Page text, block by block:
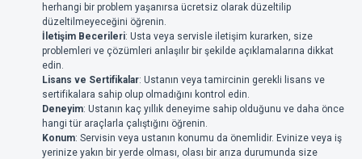
herhangi bir problem yaşanırsa ücretsiz olarak düzeltilip
düzeltilmeyeceğini öğrenin.
İletişim Becerileri: Usta veya servisle iletişim kurarken, size
problemleri ve çözümleri anlaşılır bir şekilde açıklamalarına dikkat
edin.
Lisans ve Sertifikalar: Ustanın veya tamircinin gerekli lisans ve
sertifikalara sahip olup olmadığını kontrol edin.
Deneyim: Ustanın kaç yıllık deneyime sahip olduğunu ve daha önce
hangi tür araçlarla çalıştığını öğrenin.
Konum: Servisin veya ustanın konumu da önemlidir. Evinize veya iş
yerinize yakın bir yerde olması, olası bir arıza durumunda size